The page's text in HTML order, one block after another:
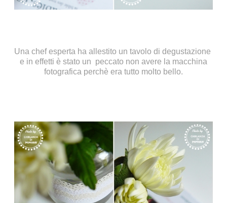
Una chef esperta ha allestito un tavolo di degustazione
e in effetti è stato un peccato non avere la macchina
fotografica perchè era tutto molto bello.